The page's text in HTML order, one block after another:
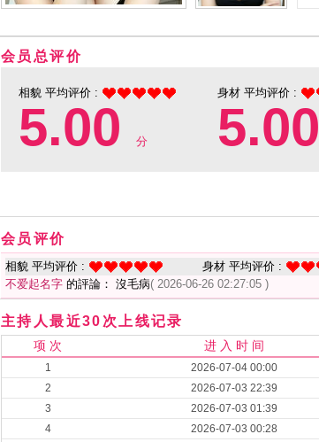
会员总评价
相貌 平均评价 :
5.00 分
身材 平均评价 :
5.00
会员评价
相貌 平均评价 : 身材 平均评价 :
不爱起名字 的評論： 沒毛病( 2026-06-26 02:27:05 )
主持人最近30次上线记录
项 次 进 入 时 间
1 2026-07-04 00:00
2
2026-07-03 22:39
3
2026-07-03 01:39
4
2026-07-03 00:28